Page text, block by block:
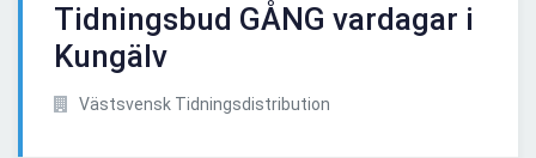
Tidningsbud GÅNG vardagar i
Kungälv
Västsvensk Tidningsdistribution